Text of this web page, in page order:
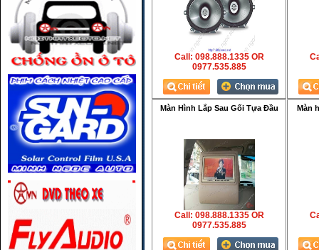
Call: 098.888.1335 OR
0977.535.885
Màn Hình Lắp Sau Gối Tựa Đầu
Call: 098.888.1335 OR
0977.535.885
Màn